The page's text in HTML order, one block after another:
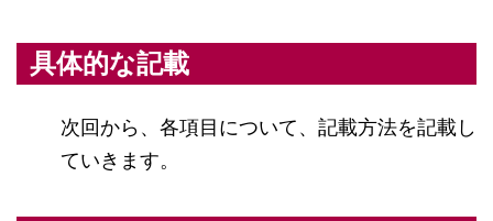
具体的な記載
次回から、各項目について、記載方法を記載し
ていきます。